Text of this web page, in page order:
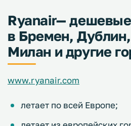
Ryanair—
в Бремен,
Милан и другие
www.ryanair.com
летает по всей Европе;